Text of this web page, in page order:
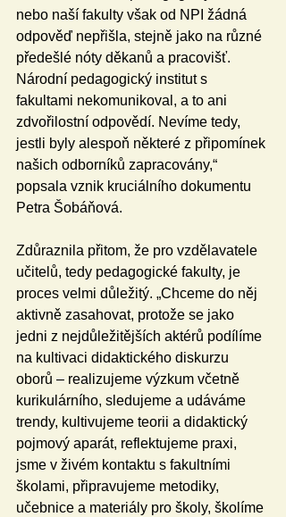
nebo naší fakulty však od NPI žádná
odpověď nepřišla, stejně jako na různé
předešlé nóty děkanů a pracovišť.
Národní pedagogický institut s
fakultami nekomunikoval, a to ani
zdvořilostní odpovědí. Nevíme tedy,
jestli byly alespoň některé z připomínek
našich odborníků zapracovány,“
popsala vznik kruciálního dokumentu
Petra Šobáňová.
Zdůraznila přitom, že pro vzdělavatele
učitelů, tedy pedagogické fakulty, je
proces velmi důležitý. „Chceme do něj
aktivně zasahovat, protože se jako
jedni z nejdůležitějších aktérů podílíme
na kultivaci didaktického diskurzu
oborů – realizujeme výzkum včetně
kurikulárního, sledujeme a udáváme
trendy, kultivujeme teorii a didaktický
pojmový aparát, reflektujeme praxi,
jsme v živém kontaktu s fakultními
školami, připravujeme metodiky,
učebnice a materiály pro školy, školíme